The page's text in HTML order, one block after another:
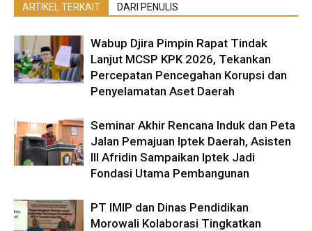
ARTIKEL TERKAIT DARI PENULIS
Wabup Djira Pimpin Rapat Tindak
Lanjut MCSP KPK 2026, Tekankan
Percepatan Pencegahan Korupsi dan
Penyelamatan Aset Daerah
Seminar Akhir Rencana Induk dan Peta
Jalan Pemajuan Iptek Daerah, Asisten
III Afridin Sampaikan Iptek Jadi
Fondasi Utama Pembangunan
PT IMIP dan Dinas Pendidikan
Morowali Kolaborasi Tingkatkan